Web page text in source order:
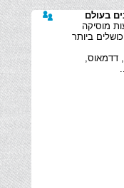
מוסיקה
הכושלים ביותר
דדמאוס,